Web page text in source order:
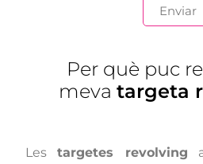
Per què puc
meva targeta
Lestargetes revolving